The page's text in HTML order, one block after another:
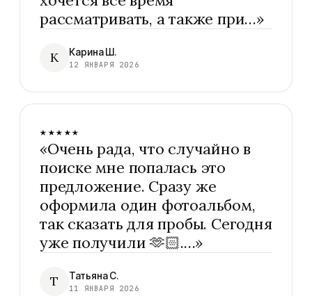
рассматривать, а также при…»
К Карина Ш.
12 ЯНВАРЯ 2026
★★★★★
«Очень рада, что случайно в
поиске мне попалась это
предложение. Сразу же
оформила один фотоальбом,
так сказать для пробы. Сегодня
уже получили 🫶🏻.…»
Т Татьяна С.
11 ЯНВАРЯ 2026